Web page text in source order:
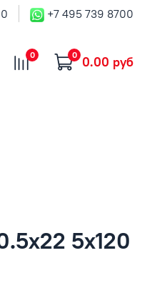
+7 495 739 8700
0 0 0.00 руб
5x120